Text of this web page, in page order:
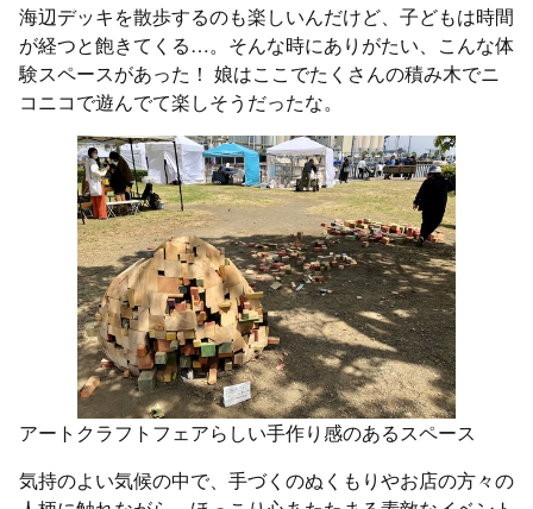
海辺デッキを散歩するのも楽しいんだけど、子どもは時間
が経つと飽きてくる…。そんな時にありがたい、こんな体
験スペースがあった！ 娘はここでたくさんの積み木でニ
コニコで遊んでて楽しそうだったな。
アートクラフトフェアらしい手作り感のあるスペース
気持のよい気候の中で、手づくのぬくもりやお店の方々の